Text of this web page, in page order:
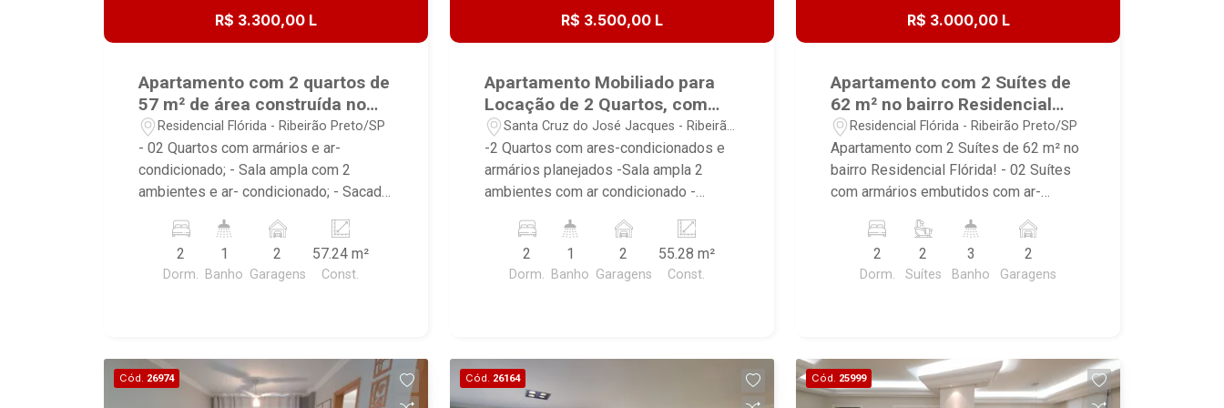
Serviço:1 Social Elevador Social:1
Eletrônico
R$ 3.300,00 L
Apartamento com 2 quartos de
57 m² de área construída no
Bairro Residencial Flórida!
Residencial Flórida - Ribeirão Preto/SP
- 02 Quartos com armários e ar-
condicionado; - Sala ampla com 2
ambientes e ar- condicionado; - Sacada
armários planejados e gabinete; - Area
de serviço com armarios; - Banheiro
social com gabinete e box e vidro; - 02
encanado Sauna
2
Dorm.
1
Banho
2
Garagens
57.24 m²
Const.
R$ 3.500,00 L
Apartamento Mobiliado para
Locação de 2 Quartos, com
55m² no Bairro Santa Cruz do
José Jacques/ Zona Sul!
Santa Cruz do José Jacques - Ribeirão
Preto/SP
-2 Quartos com ares-condicionados e
armários planejados -Sala ampla 2
ambientes com ar condicionado -
de serviço , -Banheiro social com
armário gabinete, espelho, box em vidro
e chuveiro elétrico, -2 Vagas de
jantar e maquina de lavar. Condomínio
possui: -Portaria 24Hrs, -Piscina, -
2
Dorm.
1
Banho
2
Garagens
55.28 m²
Const.
R$ 3.000,00 L
Apartamento com 2 Suítes de
62 m² no bairro Residencial
Flórida!
Residencial Flórida - Ribeirão Preto/SP
Apartamento com 2 Suítes de 62 m² no
bairro Residencial Flórida! - 02 Suítes
com armários embutidos com ar-
ambientes e ar- condicionado; -
Cozinha com armários planejados,
geladeira e fogão; - Área de serviço
Academia, - Espaço gourmet, - Sala de
cinema, - Quadra de squash, - Elevador,
2
Dorm.
2
Suítes
3
Banho
2
Garagens
Cód. 26974 Cód. 26164 Cód. 25999